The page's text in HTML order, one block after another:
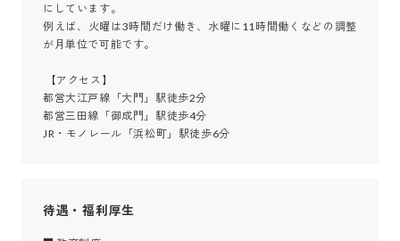
にしています。
例えば、火曜は3時間だけ働き、水曜に11時間働くなどの調整
が月単位で可能です。
都営大江戸線「大門」駅徒歩2分
都営三田線「御成門」駅徒歩4分
JR・モノレール「浜松町」駅徒歩6分
待遇・福利厚生